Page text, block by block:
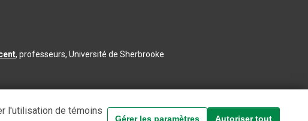
, professeurs, Université de Sherbrooke
l'utilisation de témoins
Gérer les paramètres Autoriser tout